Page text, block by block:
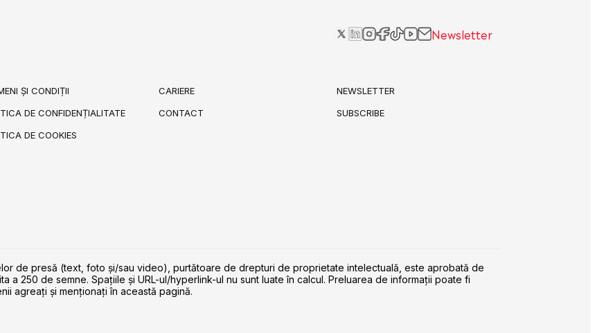
Newsletter
ȘI CONDIȚII
DE CONFIDENȚIALITATE
DE COOKIES
CARIERE
CONTACT
NEWSLETTER
SUBSCRIBE
de presă (text, foto și/sau video), purtătoare de drepturi de proprietate intelectuală, este aprobată de
a 250 de semne. Spaţiile şi URL-ul/hyperlink-ul nu sunt luate în calcul. Preluarea de informaţii poate fi
agreaţi şi menţionaţi în această pagină.